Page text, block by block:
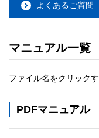
よくあるご質問
マニュアル一覧
ファイル名をクリック
PDFマニュアル